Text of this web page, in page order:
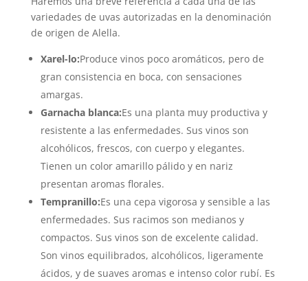
variedades de uvas autorizadas en la denominación
de origen de Alella.
Xarel-lo:Produce vinos poco aromáticos, pero de
gran consistencia en boca, con sensaciones
amargas.
Garnacha blanca:Es una planta muy productiva y
resistente a las enfermedades. Sus vinos son
alcohólicos, frescos, con cuerpo y elegantes.
Tienen un color amarillo pálido y en nariz
presentan aromas florales.
Tempranillo:Es una cepa vigorosa y sensible a las
enfermedades. Sus racimos son medianos y
compactos. Sus vinos son de excelente calidad.
Son vinos equilibrados, alcohólicos, ligeramente
ácidos, y de suaves aromas e intenso color rubí. Es